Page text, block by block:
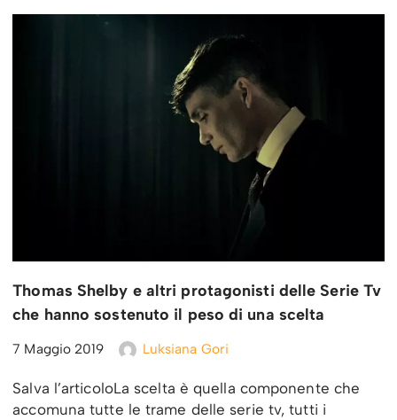
Thomas Shelby e altri protagonisti delle Serie Tv
che hanno sostenuto il peso di una scelta
7 Maggio 2019 Luksiana Gori
Salva l’articoloLa scelta è quella componente che
accomuna tutte le trame delle serie tv, tutti i